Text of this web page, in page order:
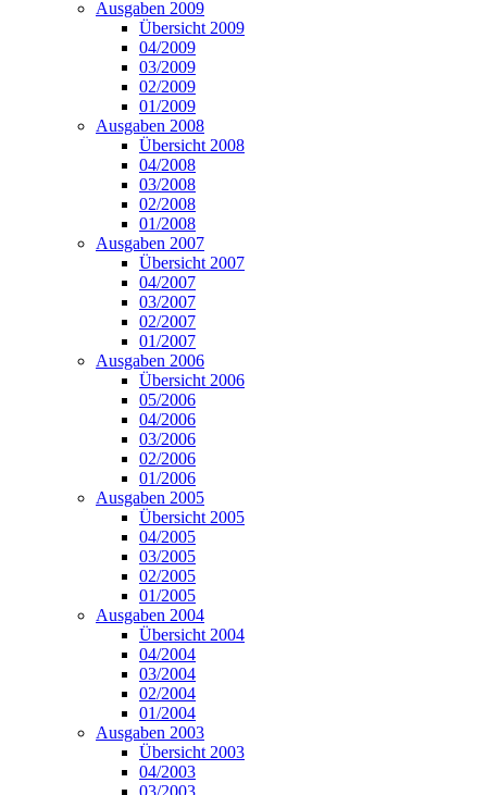
Ausgaben 2009
Übersicht 2009
04/2009
03/2009
02/2009
01/2009
Ausgaben 2008
Übersicht 2008
04/2008
03/2008
02/2008
01/2008
Ausgaben 2007
Übersicht 2007
04/2007
03/2007
02/2007
01/2007
Ausgaben 2006
Übersicht 2006
05/2006
04/2006
03/2006
02/2006
01/2006
Ausgaben 2005
Übersicht 2005
04/2005
03/2005
02/2005
01/2005
Ausgaben 2004
Übersicht 2004
04/2004
03/2004
02/2004
01/2004
Ausgaben 2003
Übersicht 2003
04/2003
03/2003